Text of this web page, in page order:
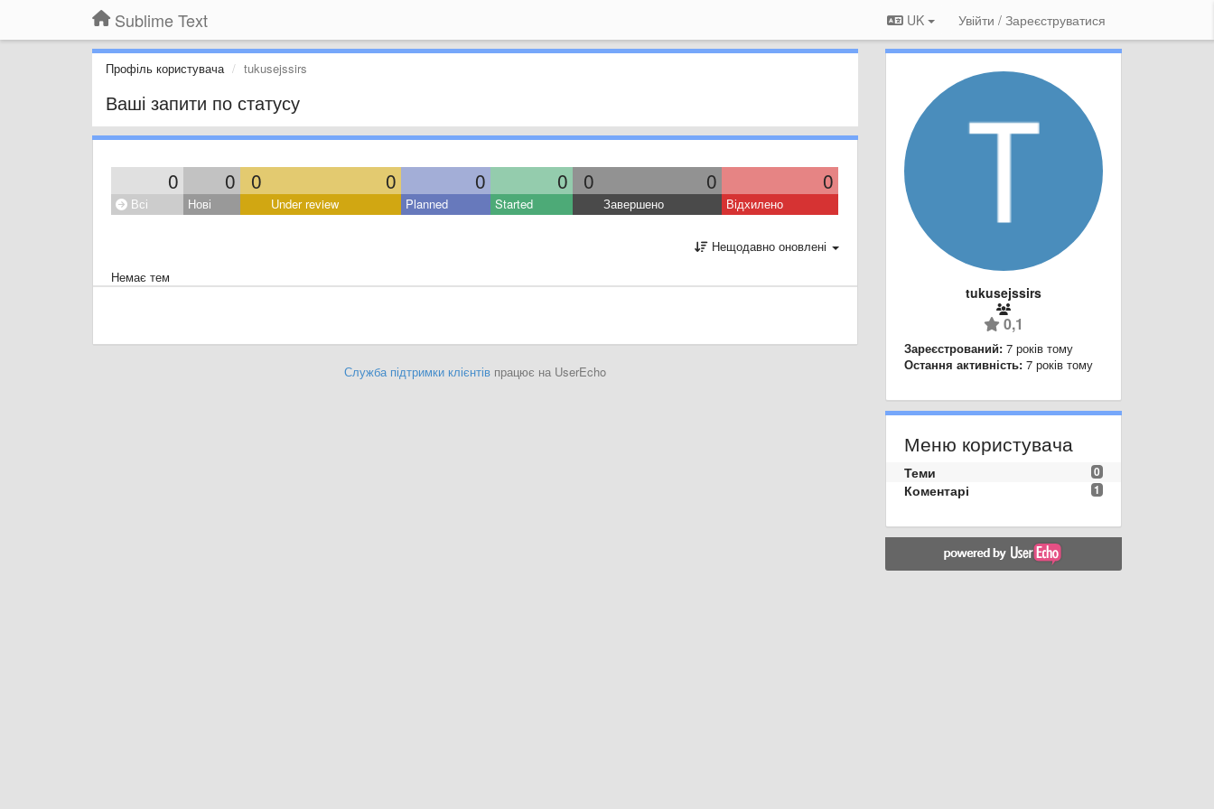
Sublime Text UK Увійти / Зареєструватися
Профіль користувача tukusejssirs
Ваші запити по статусу
0 0 0 0 0 0 0 0 0
Всі Нові Under review Planned Started Завершено Відхилено
Нещодавно оновлені
Немає тем
Служба підтримки клієнтівпрацює на UserEcho
tukusejssirs
0,1
Зареєстрований: 7 років тому
Остання активність: 7 років тому
Меню користувача
0
Теми
1
Коментарі